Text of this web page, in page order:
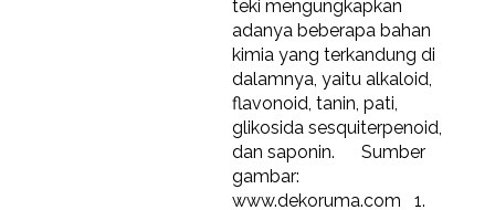
teki mengungkapkan
adanya beberapa bahan
kimia yang terkandung di
dalamnya, yaitu alkaloid,
flavonoid, tanin, pati,
glikosida sesquiterpenoid,
dan saponin. Sumber
gambar:
www.dekoruma.com 1.